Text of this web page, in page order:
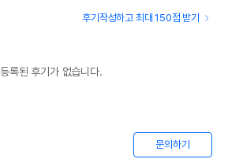
후기작성하고 최대 150점 받기
등록된 후기가 없습니다.
문의하기